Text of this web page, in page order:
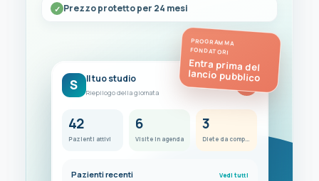
Prezzo protetto per 24 mesi
PROGRAMMA
FONDATORI
Entra prima del
lancio pubblico
S Il tuo studio
Riepilogo della giornata
FC
42
Pazienti attivi
6
Visite in agenda
3
Diete da completare
Pazienti recenti Vedi tutti